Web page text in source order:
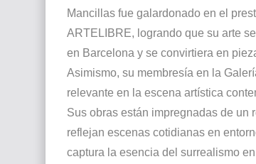
Mancillas fue galardonado en el
ARTELIBRE, logrando que su arte
en Barcelona y se convirtiera en
Asimismo, su membresía en la
relevante en la escena artística
Sus obras están impregnadas de un
reflejan escenas cotidianas en
captura la esencia del surrealismo